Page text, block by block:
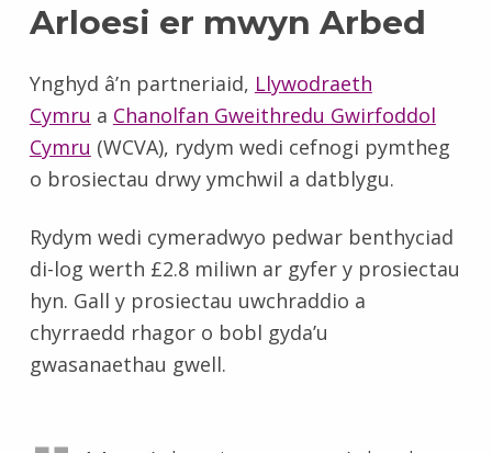
Arloesi er mwyn Arbed
Ynghyd â’n partneriaid, Llywodraeth
Cymru a Chanolfan Gweithredu Gwirfoddol
Cymru (WCVA), rydym wedi cefnogi pymtheg
o brosiectau drwy ymchwil a datblygu.
Rydym wedi cymeradwyo pedwar benthyciad
di-log werth £2.8 miliwn ar gyfer y prosiectau
hyn. Gall y prosiectau uwchraddio a
chyrraedd rhagor o bobl gyda’u
gwasanaethau gwell.